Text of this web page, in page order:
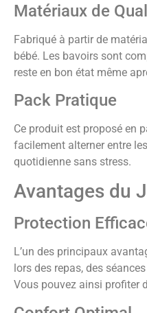
Matériaux de
Fabriqué à partir de
bébé. Les bavoirs sont
reste en bon état même
Pack Pratique
Ce produit est proposé en
facilement alterner entre
quotidienne sans stress.
Avantages du
Protection
L’un des principaux
lors des repas, des
Vous pouvez ainsi profiter